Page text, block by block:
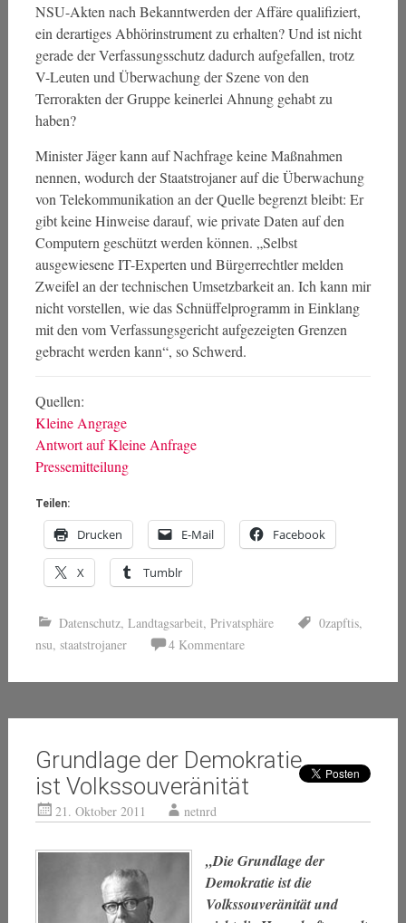
NSU-Akten nach Bekanntwerden der Affäre qualifiziert,
ein derartiges Abhörinstrument zu erhalten? Und ist nicht
gerade der Verfassungsschutz dadurch aufgefallen, trotz
V-Leuten und Überwachung der Szene von den
Terrorakten der Gruppe keinerlei Ahnung gehabt zu
haben?
Minister Jäger kann auf Nachfrage keine Maßnahmen
nennen, wodurch der Staatstrojaner auf die Überwachung
von Telekommunikation an der Quelle begrenzt bleibt: Er
gibt keine Hinweise darauf, wie private Daten auf den
Computern geschützt werden können. „Selbst
ausgewiesene IT-Experten und Bürgerrechtler melden
Zweifel an der technischen Umsetzbarkeit an. Ich kann mir
nicht vorstellen, wie das Schnüffelprogramm in Einklang
mit den vom Verfassungsgericht aufgezeigten Grenzen
gebracht werden kann“, so Schwerd.
Quellen:
Kleine Angrage
Antwort auf Kleine Anfrage
Pressemitteilung
Teilen:
Drucken E-Mail Facebook
X Tumblr
Datenschutz, Landtagsarbeit, Privatsphäre 0zapftis,
nsu, staatstrojaner 4 Kommentare
Grundlage der Demokratie
ist Volkssouveränität
21. Oktober 2011 netnrd
„Die Grundlage der
Demokratie ist die
Volkssouveränität und